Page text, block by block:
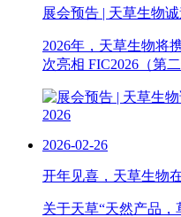
展会预告 | 天草生物
2026年，天草生物将
次亮相 FIC2026（第
2026-02-26
开年见喜，天草生物
关于天草“天然产品